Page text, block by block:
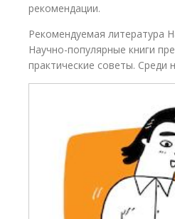
рекомендации.
Рекомендуемая литература
Научно-популярные книги
практические советы. Среди